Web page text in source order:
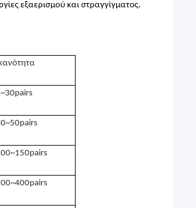
εξαερισμού και στραγγίγματος.